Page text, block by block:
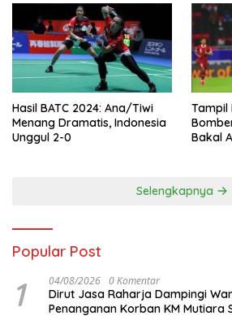
Hasil BATC 2024: Ana/Tiwi
Menang Dramatis, Indonesia
Unggul 2-0
Tampil
Bakal
Selengkapnya
Popular Post
1 04/08/2026 0 Komentar
Dirut Jasa Raharja Dampingi
Penanganan Korban KM Mutiara